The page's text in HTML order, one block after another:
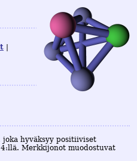
joka hyväksyy positiiviset
Merkkijonot muodostuvat